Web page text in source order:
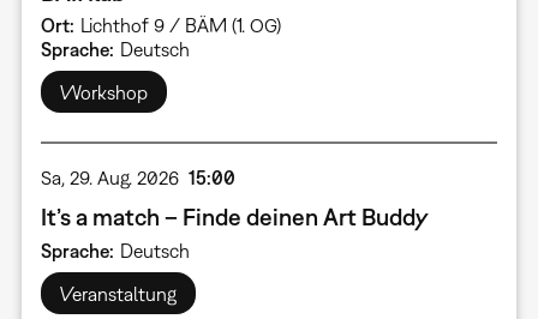
Ort Lichthof 9 / BÄM (1. OG)
Sprache Deutsch
Workshop
Sa, 29. Aug. 2026 15:00
It’s a match – Finde deinen Art Buddy
Sprache Deutsch
Veranstaltung